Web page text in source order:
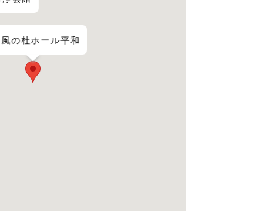
風の杜ホール平和